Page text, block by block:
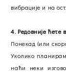
вибрације и на
4. Редовније ћете
Понекад (или
Уколико
наћи неки